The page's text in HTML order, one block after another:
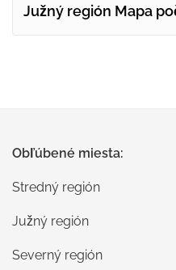
Južný región Mapa
Obľúbené miesta:
Stredný región
Južný región
Severný región